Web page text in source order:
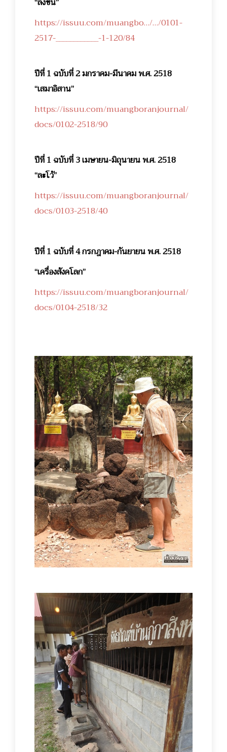
https://issuu.com/muangbo…/…/0101-
2517-____________-1-120/84
ปีที่ 1 ฉบับที่ 2 มกราคม-มีนาคม พ.ศ. 2518
“เสมาอิสาน”
https://issuu.com/muangboranjournal/
docs/0102-2518/90
ปีที่ 1 ฉบับที่ 3 เมษายน-มิถุนายน พ.ศ. 2518
“ละโว้”
https://issuu.com/muangboranjournal/
docs/0103-2518/40
ปีที่ 1 ฉบับที่ 4 กรกฎาคม-กันยายน พ.ศ. 2518
“เครื่องสังคโลก”
https://issuu.com/muangboranjournal/
docs/0104-2518/32